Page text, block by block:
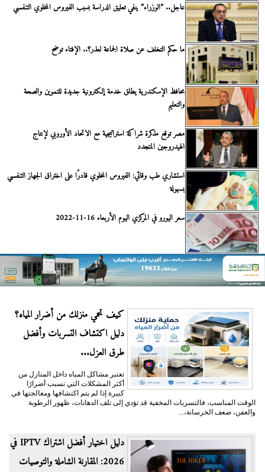
عاجل.. ”الوزراء” ينفي تعليق الدراسة بسبب الفيروس المخلوي التنفسي
ما حكم التخلف عن صلاة الجماعة لعذر؟.. الإفتاء توضح
محافظ الإسكندرية يطلق خدمة إلكترونية جديدة للتموين والصحة
والتعليم
مصر توقع مذكرة شراكة استراتيجية مع الاتحاد الأوروبي لإنتاج
الهيدروجين المتجدد
استشاري طب وقائي: الفيروس المخلوي قادرًا على اختراق الجهاز التنفسي
بسهولة
سعر اليورو في المركزي اليوم الأربعاء 16-11-2022
كيف تحمي منزلك من أضرار المياه؟
دليل اكتشاف التسربات وأفضل
طرق العزل...
تعتبر مشاكل المياه داخل المنازل من
أكثر المشكلات التي تسبب أضرارًا
كبيرة إذا لم يتم اكتشافها ومعالجتها في
الوقت المناسب، فالتسربات المخفية قد تؤدي إلى تلف الدهانات، ظهور الرطوبة
والعفن، ضعف الخرسانة،...
دليل اختيار أفضل اشتراك IPTV في
2026: المقارنة الشاملة والتوصيات